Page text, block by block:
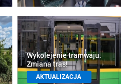
Wykolejenie tramwaju.
Zmiana tras!
AKTUALIZACJA